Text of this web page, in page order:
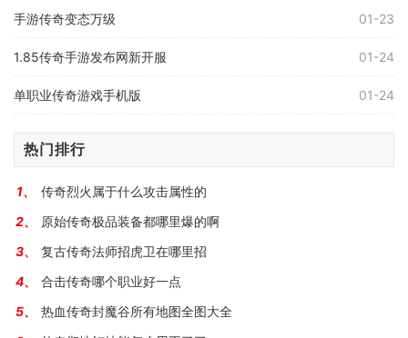
手游传奇变态万级 01-23
1.85传奇手游发布网新开服 01-24
单职业传奇游戏手机版 01-24
热门排行
传奇烈火属于什么攻击属性的
原始传奇极品装备都哪里爆的啊
复古传奇法师招虎卫在哪里招
合击传奇哪个职业好一点
热血传奇封魔谷所有地图全图大全